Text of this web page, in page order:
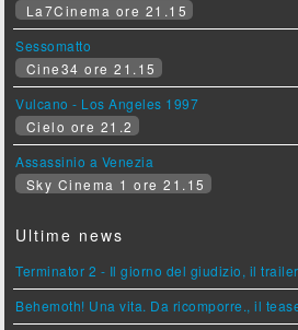
La7Cinema ore 21.15
Sessomatto
Cine34 ore 21.15
Vulcano - Los Angeles 1997
Cielo ore 21.2
Assassinio a Venezia
Sky Cinema 1 ore 21.15
Ultime news
Terminator 2 - Il giorno del giudizio, il
Behemoth! Una vita. Da ricomporre., il